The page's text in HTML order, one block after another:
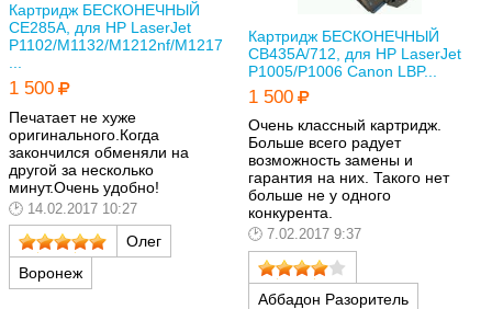
Картридж БЕСКОНЕЧНЫЙ
CE285A, для HP LaserJet
P1102/M1132/M1212nf/M1217
...
1 500
Печатает не хуже
оригинального.Когда
закончился обменяли на
другой за несколько
минут.Очень удобно!
14.02.2017 10:27
Олег
Воронеж
Картридж БЕСКОНЕЧНЫЙ
CB435A/712, для HP LaserJet
P1005/P1006 Canon LBP...
1 500
Очень классный картридж.
Больше всего радует
возможность замены и
гарантия на них. Такого нет
больше не у одного
конкурента.
7.02.2017 9:37
Аббадон Разоритель